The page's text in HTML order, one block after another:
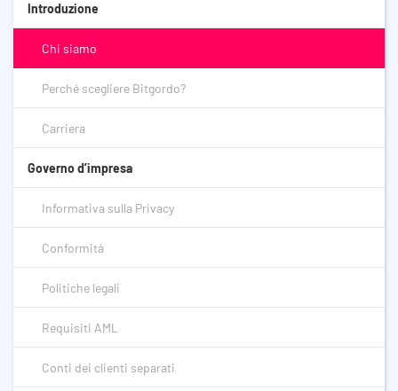
Introduzione
Chi siamo
Perché scegliere Bitgordo?
Carriera
Governo d’impresa
Informativa sulla Privacy
Conformità
Politiche legali
Requisiti AML
Conti dei clienti separati